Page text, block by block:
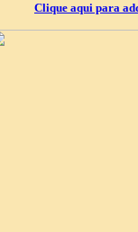
Clique aqui para